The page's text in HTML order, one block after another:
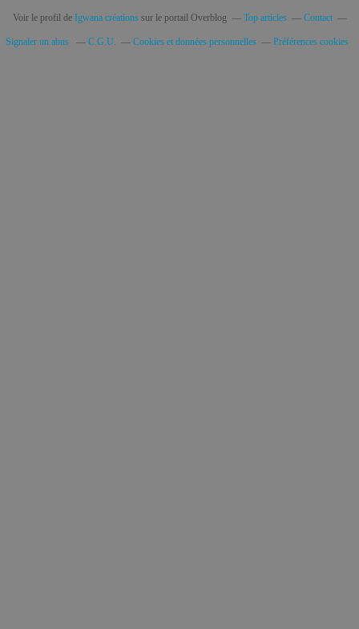
Voir le profil de Igwana créationssur le portail Overblog Top articles Contact
Signaler un abus C.G.U. Cookies et données personnelles Préférences cookies